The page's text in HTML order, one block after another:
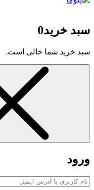
سبد خرید0
سبد خرید شما خالی است.
ورود